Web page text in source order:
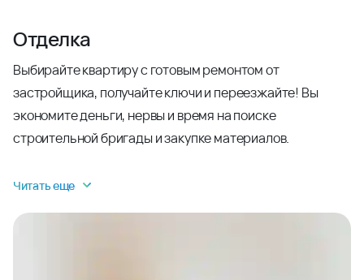
Отделка
Выбирайте квартиру с готовым ремонтом от
застройщика, получайте ключи и переезжайте! Вы
экономите деньги, нервы и время на поиске
строительной бригады и закупке материалов.
Читать еще